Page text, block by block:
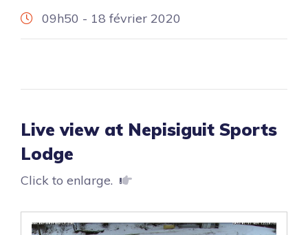
09h50 - 18 février 2020
Live view at Nepisiguit Sports
Lodge
Click to enlarge.